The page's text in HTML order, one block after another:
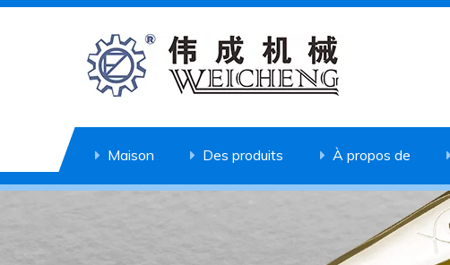
Maison Des produits À propos de